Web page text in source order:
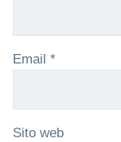
Email *
Sito web